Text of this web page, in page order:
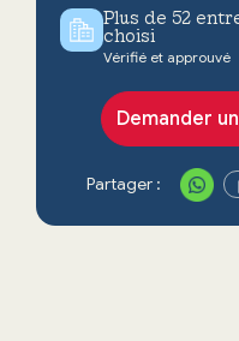
Plus de 52
choisi
Vérifié et approuvé
Demander
Partager :